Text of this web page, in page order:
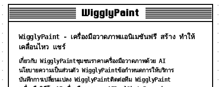
WigglyPaint
WigglyPaint - เครื่องมือวาดภาพแอนิเมชันฟรี สร้าง ทำให้
เคลื่อนไหว แชร์
เกี่ยวกับ WigglyPaintชุมชนราคาเครื่องมือวาดภาพด้วย AI
นโยบายความเป็นส่วนตัว WigglyPaintข้อกำหนดการให้บริการ
บันทึกการเปลี่ยนแปลง WigglyPaintติดต่อทีม WigglyPaint